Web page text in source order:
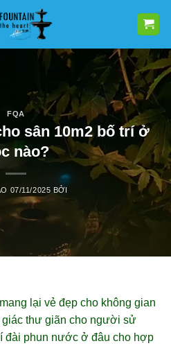
FQA
sân 10m2 bố trí ở
nào?
07/11/2025 BỞI
lại vẻ đẹp cho không gian
thư giãn cho người sử
đài phun nước ở đâu cho hợp